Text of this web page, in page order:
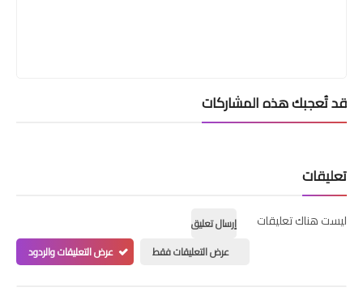
قد تُعجبك هذه المشاركات
تعليقات
ليست هناك تعليقات
إرسال تعليق
عرض التعليقات فقط
عرض التعليقات والردود